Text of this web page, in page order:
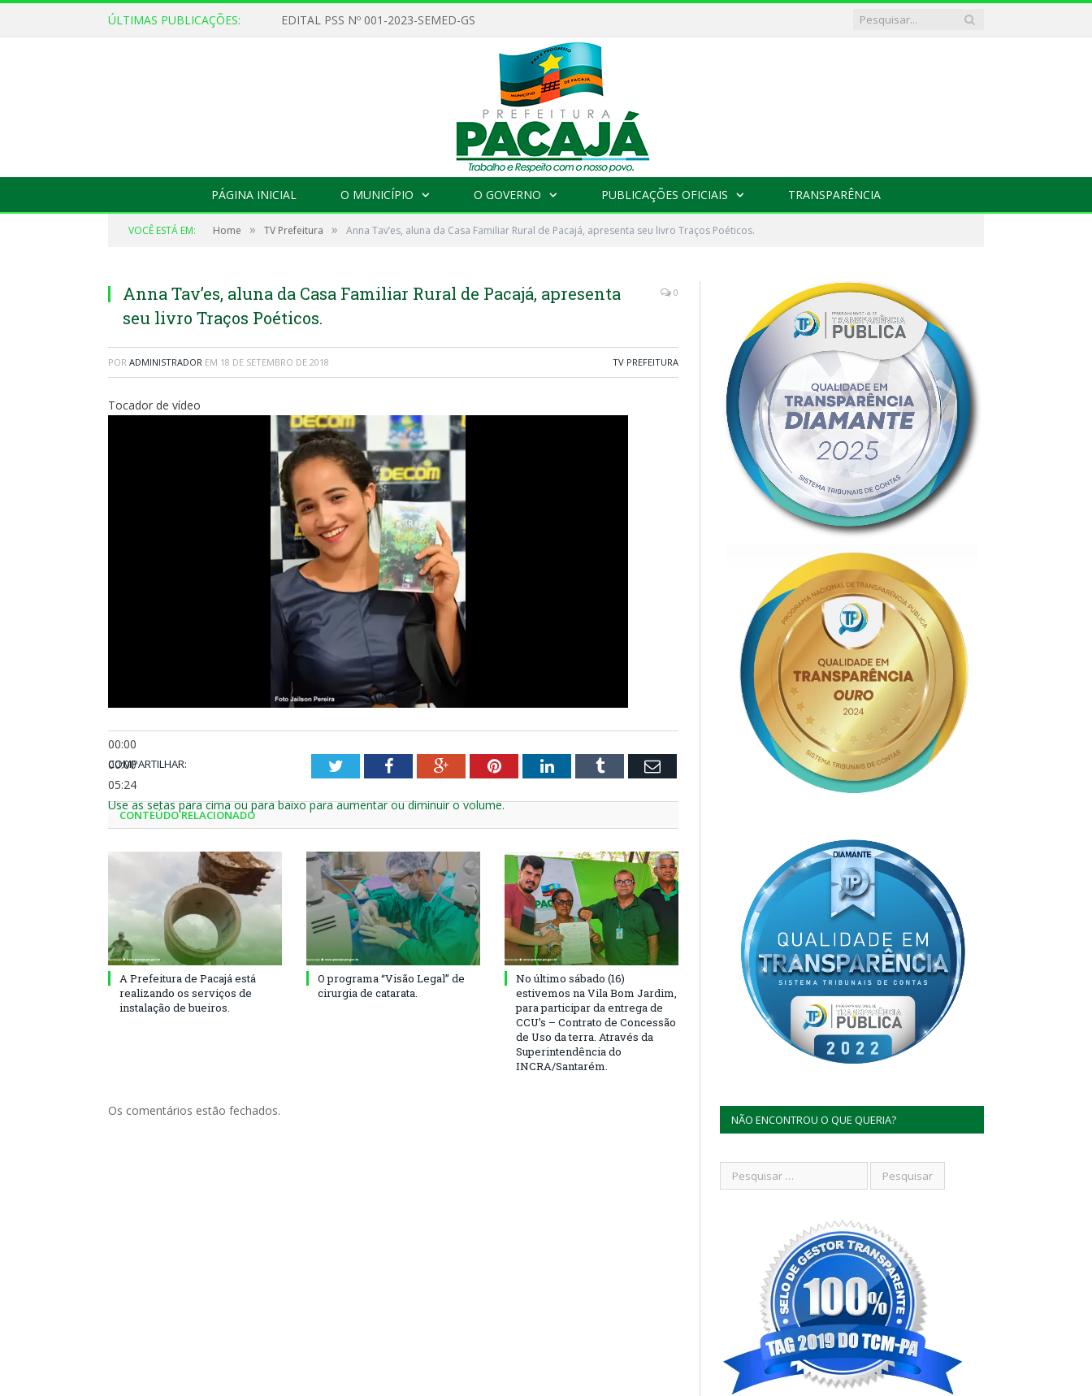
ÚLTIMAS PUBLICAÇÕES: EDITAL PSS Nº 001-2023-SEMED-GS
PÁGINA INICIAL O MUNICÍPIO O GOVERNO PUBLICAÇÕES OFICIAIS TRANSPARÊNCIA
VOCÊ ESTÁ EM: Home » TV Prefeitura » Anna Tav’es, aluna da Casa Familiar Rural de Pacajá, apresenta seu livro Traços Poéticos.
Anna Tav’es, aluna da Casa Familiar Rural de Pacajá, apresenta
seu livro Traços Poéticos.
0
POR ADMINISTRADOR EM 18 DE SETEMBRO DE 2018 TV PREFEITURA
Tocador de vídeo
00:00
00:00
05:24
Use as setas para cima ou para baixo para aumentar ou diminuir o volume.
COMPARTILHAR: TwitterFacebookGoogle+PinterestLinkedInTumblr Email
CONTEÚDO RELACIONADO
A Prefeitura de Pacajá está
realizando os serviços de
instalação de bueiros.
O programa “Visão Legal” de
cirurgia de catarata.
No último sábado (16)
estivemos na Vila Bom Jardim,
para participar da entrega de
CCU’s – Contrato de Concessão
de Uso da terra. Através da
Superintendência do
INCRA/Santarém.
Os comentários estão fechados.
NÃO ENCONTROU O QUE QUERIA?